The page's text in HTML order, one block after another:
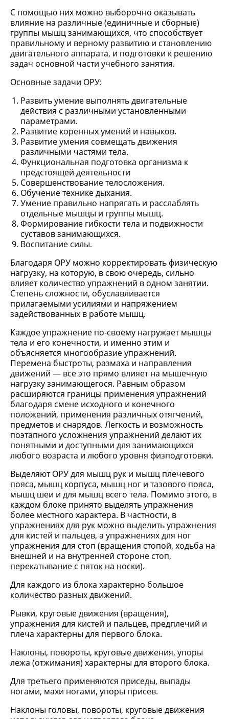
С помощью них можно выборочно оказывать
влияние на различные (единичные и сборные)
группы мышц занимающихся, что способствует
правильному и верному развитию и становлению
двигательного аппарата, и подготовки к решению
задач основной части учебного занятия.
Основные задачи ОРУ:
Развить умение выполнять двигательные
действия с различными установленными
параметрами.
Развитие коренных умений и навыков.
Развитие умения совмещать движения
различными частями тела.
Функциональная подготовка организма к
предстоящей деятельности
Совершенствование телосложения.
Обучение технике дыхания.
Умение правильно напрягать и расслаблять
отдельные мышцы и группы мышц.
Формирование гибкости тела и подвижности
суставов занимающихся.
Воспитание силы.
Благодаря ОРУ можно корректировать физическую
нагрузку, на которую, в свою очередь, сильно
влияет количество упражнений в одном занятии.
Степень сложности, обуславливается
прилагаемыми усилиями и напряжением
задействованных в работе мышц.
Каждое упражнение по-своему нагружает мышцы
тела и его конечности, и именно этим и
объясняется многообразие упражнений.
Перемена быстроты, размаха и направления
движений — все это прямо влияет на мышечную
нагрузку занимающегося. Равным образом
расширяются границы применения упражнений
благодаря смене исходного и конечного
положений, применения различных отягчений,
предметов и снарядов. Легкость и возможность
поэтапного усложнения упражнений делают их
понятными и доступными для занимающихся
любого возраста и любого уровня физподготовки.
Выделяют ОРУ для мышц рук и мышц плечевого
пояса, мышц корпуса, мышц ног и тазового пояса,
мышц шеи и для мышц всего тела. Помимо этого, в
каждом блоке принято выделять упражнения
более местного характера. В частности, в
упражнениях для рук можно выделить упражнения
для кистей и пальцев, а упражнениях для ног
упражнения для стоп (вращения стопой, ходьба на
внешней и на внутренней стороне стоп,
перекатывание с пяток на носки).
Для каждого из блока характерно большое
количество разных движений.
Рывки, круговые движения (вращения),
упражнения для кистей и пальцев, предплечий и
плеча характерны для первого блока.
Наклоны, повороты, круговые движения, упоры
лежа (отжимания) характерны для второго блока.
Для третьего применяются приседы, выпады
ногами, махи ногами, упоры присев.
Наклоны головы, повороты, круговые движения